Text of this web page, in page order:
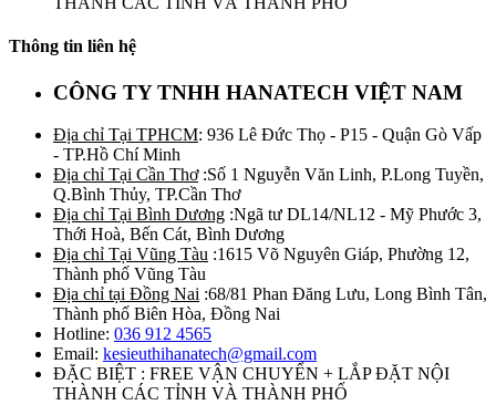
Thông tin liên hệ
CÔNG TY TNHH HANATECH VIỆT NAM
Địa chỉ Tại TPHCM: 936 Lê Đức Thọ - P15 - Quận Gò Vấp
- TP.Hồ Chí Minh
Địa chỉ Tại Cần Thơ:Số 1 Nguyễn Văn Linh, P.Long Tuyền,
Q.Bình Thủy, TP.Cần Thơ
Địa chỉ Tại Bình Dương :Ngã tư DL14/NL12 - Mỹ Phước 3,
Thới Hoà, Bến Cát, Bình Dương
Địa chỉ Tại Vũng Tàu :1615 Võ Nguyên Giáp, Phường 12,
Thành phố Vũng Tàu
Địa chỉ tại Đồng Nai :68/81 Phan Đăng Lưu, Long Bình Tân,
Thành phố Biên Hòa, Đồng Nai
Hotline: 036 912 4565
Email: kesieuthihanatech@gmail.com
ĐẶC BIỆT : FREE VẬN CHUYỂN + LẮP ĐẶT NỘI
THÀNH CÁC TỈNH VÀ THÀNH PHỐ